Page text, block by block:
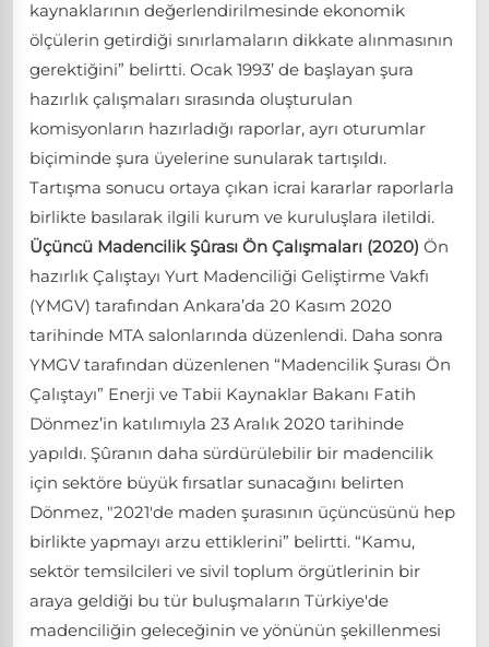
kaynaklarının değerlendirilmesinde ekonomik
ölçülerin getirdiği sınırlamaların dikkate alınmasının
gerektiğini” belirtti. Ocak 1993’ de başlayan şura
hazırlık çalışmaları sırasında oluşturulan
komisyonların hazırladığı raporlar, ayrı oturumlar
biçiminde şura üyelerine sunularak tartışıldı.
Tartışma sonucu ortaya çıkan icrai kararlar raporlarla
birlikte basılarak ilgili kurum ve kuruluşlara iletildi.
Üçüncü Madencilik Şûrası Ön Çalışmaları (2020) Ön
hazırlık Çalıştayı Yurt Madenciliği Geliştirme Vakfı
(YMGV) tarafından Ankara’da 20 Kasım 2020
tarihinde MTA salonlarında düzenlendi. Daha sonra
YMGV tarafından düzenlenen “Madencilik Şurası Ön
Çalıştayı” Enerji ve Tabii Kaynaklar Bakanı Fatih
Dönmez’in katılımıyla 23 Aralık 2020 tarihinde
yapıldı. Şûranın daha sürdürülebilir bir madencilik
için sektöre büyük fırsatlar sunacağını belirten
Dönmez, "2021'de maden şurasının üçüncüsünü hep
birlikte yapmayı arzu ettiklerini” belirtti. “Kamu,
sektör temsilcileri ve sivil toplum örgütlerinin bir
araya geldiği bu tür buluşmaların Türkiye'de
madenciliğin geleceğinin ve yönünün şekillenmesi